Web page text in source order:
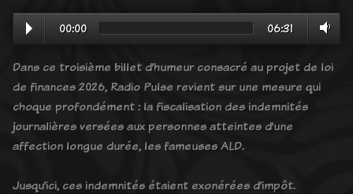
00:00 06:31
Dans ce troisième billet d’humeur consacré au projet de loi
de finances 2026, Radio Pulse revient sur une mesure qui
choque profondément : la fiscalisation des indemnités
journalières versées aux personnes atteintes d’une
affection longue durée, les fameuses ALD.
Jusqu’ici, ces indemnités étaient exonérées d’impôt.